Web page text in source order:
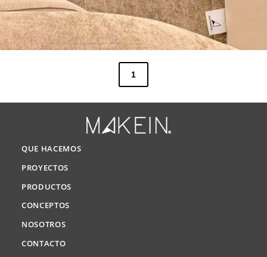
1
QUE HACEMOS
PROYECTOS
PRODUCTOS
CONCEPTOS
NOSOTROS
CONTACTO